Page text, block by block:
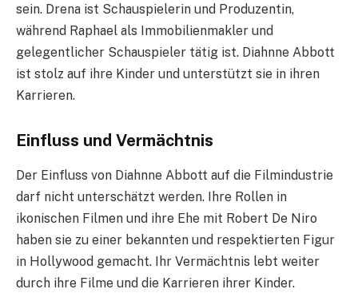
sein. Drena ist Schauspielerin und Produzentin,
während Raphael als Immobilienmakler und
gelegentlicher Schauspieler tätig ist. Diahnne Abbott
ist stolz auf ihre Kinder und unterstützt sie in ihren
Karrieren.
Einfluss und Vermächtnis
Der Einfluss von Diahnne Abbott auf die Filmindustrie
darf nicht unterschätzt werden. Ihre Rollen in
ikonischen Filmen und ihre Ehe mit Robert De Niro
haben sie zu einer bekannten und respektierten Figur
in Hollywood gemacht. Ihr Vermächtnis lebt weiter
durch ihre Filme und die Karrieren ihrer Kinder.